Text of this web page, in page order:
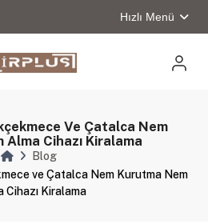
Hızlı Menü
Ve Çatalca Nem
Alma Cihazı Kiralama
Blog
ve Çatalca Nem Kurutma Nem
Cihazı Kiralama